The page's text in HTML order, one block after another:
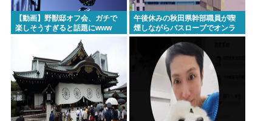
【動画】野獣邸オフ会、ガチで
楽しそうすぎると話題にwww
午後休みの秋田県幹部職員が喫
煙しながらバスローブでオンラ
イン報道対応 「自宅」との説明
に疑義 背景がラブホテルの客室
ような壁紙